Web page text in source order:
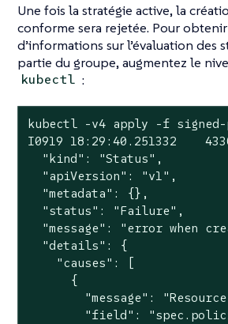
Une fois la stratégie active, la
conforme sera rejetée. Pour
d’informations sur l’évaluation des
partie du groupe, augmentez le
kubectl :
kubectl -v4 apply -f signed-
I0919 18:29:40.251332
  "kind": "Status",
  "apiVersion": "v1",
  "metadata": {},
  "status": "Failure",
"message": "error when
  "details": {
    "causes": [
      {
"message":
"field":